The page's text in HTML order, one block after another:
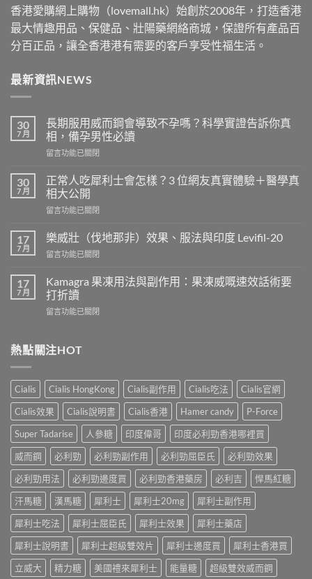
香港愛購網上購物（lovemall.hk）始創於2008年，打造香港
最大情趣用品、保健品、壯陽藥網絡商城，保證所有產品百
分百正品，讓全香港港有需要的客戶享受性福生活。
最新資訊NEWS
30
7 月
長期服用威而鋼會導致不孕嗎？科學實證告訴你真
相，備孕男性必讀
在
期
服
用
威
鋼
導
不
孕
嗎？
科
實
證
你
真
相，
備
孕
男
必
讀〉
中
留言功能已關閉
30
7 月
正常人吃犀利士會怎樣？3 位網友真實體驗＋醫學真
相大公開
在
常
人
吃
利
士
怎
位
真
實
體
驗
＋
醫
真
相
大
開〉
中
留言功能已關閉
17
7 月
樂威壯（伐地那非）效果、服法與印度 Levifil-20
在
威
壯
（伐
地
效
法
與
印
度
Levifil-
20〉
留言功能已關閉
17
7 月
Kamagra 果凍用法與副作用：果凍威嘅速效話術要
打折讀
在
凍
用
與
副
作
用：
果
凍
嘅
速
效
術
要
打
折
讀〉
留言功能已關閉
熱點關注HOT
Cialis Cialis HongKong Cialis副作用 Cialis吃法
Cialis官網
Cialis效果
Cialis說明書 Cialis香港 Hamer candy
P-Force
Super Tadarise
人參糖 印度偉哥
印度必利勁香港哪裡買
威而鋼
必利勁 必利勁副作用 必利勁屈臣氏
必利勁效果
必利勁用法
必利勁邊度買 必利勁香港藥房 必利吉
悍馬紅糖
汗馬糖
漢馬糖 犀利士 犀利士20mg
犀利士副作用
犀利士吃法
犀利士屈臣氏 犀利士效果
犀利士藥店
犀利士說明書
犀利士超級雙效片 犀利士邊度買
犀利士香港買
立威大
精力糖 美國禮來犀利士 能量糖 超級雙效威而鋼